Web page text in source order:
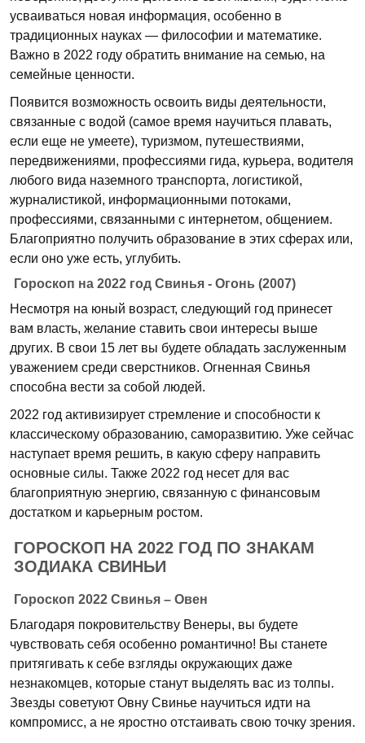
усваиваться новая информация, особенно в
традиционных науках — философии и математике.
Важно в 2022 году обратить внимание на семью, на
семейные ценности.
Появится возможность освоить виды деятельности,
связанные с водой (самое время научиться плавать,
если еще не умеете), туризмом, путешествиями,
передвижениями, профессиями гида, курьера, водителя
любого вида наземного транспорта, логистикой,
журналистикой, информационными потоками,
профессиями, связанными с интернетом, общением.
Благоприятно получить образование в этих сферах или,
если оно уже есть, углубить.
Гороскоп на 2022 год Свинья - Огонь (2007)
Несмотря на юный возраст, следующий год принесет
вам власть, желание ставить свои интересы выше
других. В свои 15 лет вы будете обладать заслуженным
уважением среди сверстников. Огненная Свинья
способна вести за собой людей.
2022 год активизирует стремление и способности к
классическому образованию, саморазвитию. Уже сейчас
наступает время решить, в какую сферу направить
основные силы. Также 2022 год несет для вас
благоприятную энергию, связанную с финансовым
достатком и карьерным ростом.
ГОРОСКОП НА 2022 ГОД ПО ЗНАКАМ
ЗОДИАКА СВИНЬИ
Гороскоп 2022 Свинья – Овен
Благодаря покровительству Венеры, вы будете
чувствовать себя особенно романтично! Вы станете
притягивать к себе взгляды окружающих даже
незнакомцев, которые станут выделять вас из толпы.
Звезды советуют Овну Свинье научиться идти на
компромисс, а не яростно отстаивать свою точку зрения.